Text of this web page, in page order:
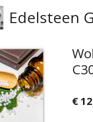
Edelsteen
€